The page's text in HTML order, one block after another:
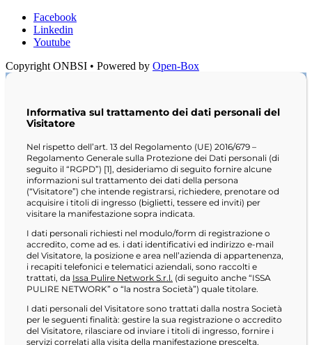
Facebook
Linkedin
Youtube
Copyright ONBSI • Powered by Open-Box
Informativa sul trattamento dei dati personali del
Visitatore
Nel rispetto dell’art. 13 del Regolamento (UE) 2016/679 –
Regolamento Generale sulla Protezione dei Dati personali (di
seguito il “RGPD”) [1], desideriamo di seguito fornire alcune
informazioni sul trattamento dei dati della persona
(“Visitatore”) che intende registrarsi, richiedere, prenotare od
acquisire i titoli di ingresso (biglietti, tessere ed inviti) per
visitare la manifestazione sopra indicata.
I dati personali richiesti nel modulo/form di registrazione o
accredito, come ad es. i dati identificativi ed indirizzo e-mail
del Visitatore, la posizione e area nell’azienda di appartenenza,
i recapiti telefonici e telematici aziendali, sono raccolti e
trattati, da Issa Pulire Network S.r.l. (di seguito anche “ISSA
PULIRE NETWORK” o “la nostra Società”) quale titolare.
I dati personali del Visitatore sono trattati dalla nostra Società
per le seguenti finalità: gestire la sua registrazione o accredito
del Visitatore, rilasciare od inviare i titoli di ingresso, fornire i
servizi correlati alla visita della manifestazione prescelta,